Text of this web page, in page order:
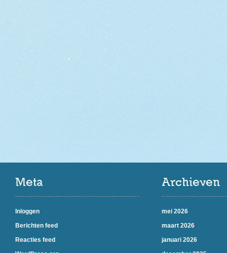
Meta
Inloggen
Berichten feed
Reacties feed
Archieven
mei 2026
maart 2026
januari 2026